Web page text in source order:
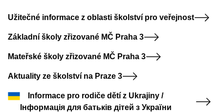
Užitečné informace z oblasti školství pro veřejnost
Základní školy zřizované MČ Praha 3
Mateřské školy zřizované MČ Praha 3
Aktuality ze školství na Praze 3
Informace pro rodiče dětí z Ukrajiny /
Інформація для батьків дітей з України